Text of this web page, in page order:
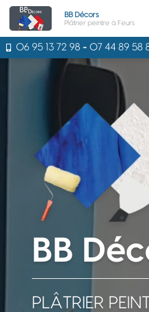
Aller
contenu
06 95 13 72 98 -07 44 89 58
BB Décors
Plâtrier peintre à Feurs
BB
PLÂTRIER